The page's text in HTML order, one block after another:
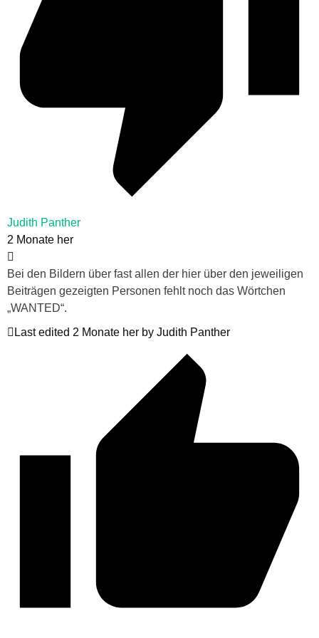
Judith Panther
2 Monate her
Bei den Bildern über fast allen der hier über den jeweiligen
Beiträgen gezeigten Personen fehlt noch das Wörtchen
„WANTED“.
Last edited 2 Monate her by Judith Panther